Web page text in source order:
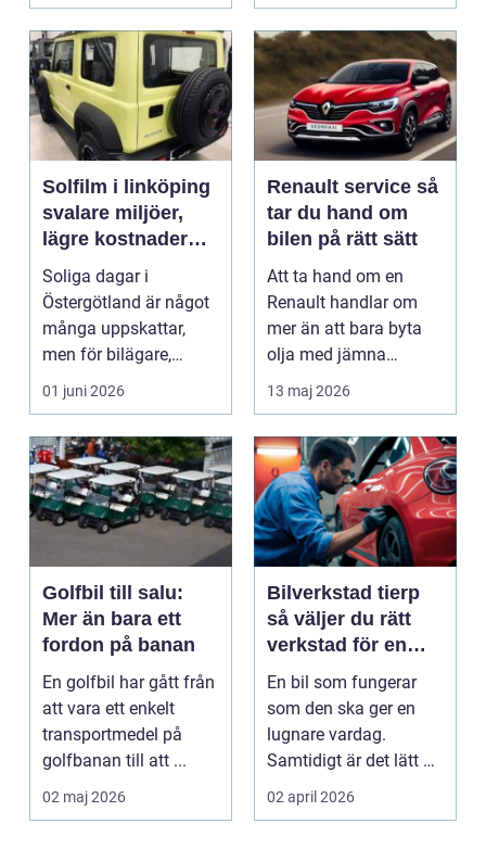
Solfilm i linköping
svalare miljöer,
lägre kostnader
och bättre komfort
Soliga dagar i
Östergötland är något
många uppskattar,
men för bilägare,
båtägare och
fastighetsförv...
01 juni 2026
Renault service så
tar du hand om
bilen på rätt sätt
Att ta hand om en
Renault handlar om
mer än att bara byta
olja med jämna
mellanrum. För många
biläga...
13 maj 2026
Golfbil till salu:
Mer än bara ett
fordon på banan
En golfbil har gått från
att vara ett enkelt
transportmedel på
golfbanan till att ...
02 maj 2026
Bilverkstad tierp
så väljer du rätt
verkstad för en
tryggare bilvardag
En bil som fungerar
som den ska ger en
lugnare vardag.
Samtidigt är det lätt att
skjuta upp service ...
02 april 2026